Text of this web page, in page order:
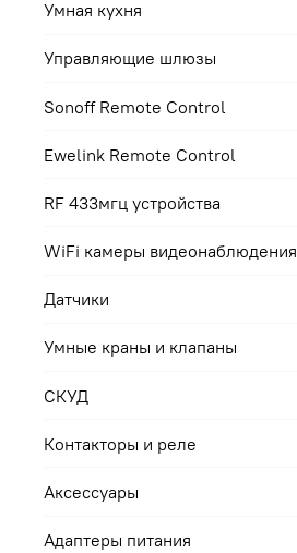
Умная кухня
Управляющие шлюзы
Sonoff Remote Control
Ewelink Remote Control
RF 433мгц устройства
WiFi камеры видеонаблюдения
Датчики
Умные краны и клапаны
СКУД
Контакторы и реле
Аксессуары
Адаптеры питания